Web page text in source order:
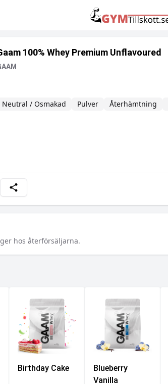
100% Whey Premium Unflavoured
Neutral / Osmakad Pulver Återhämtning
Dela
hos återförsäljarna.
Birthday Cake
Blueberry
Vanilla